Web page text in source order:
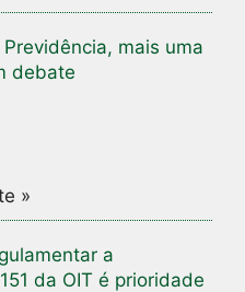
mais uma
debate
»
a
da OIT é prioridade